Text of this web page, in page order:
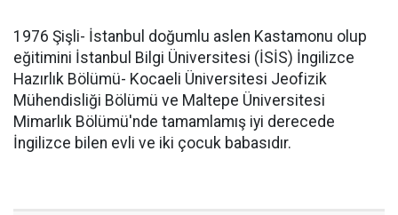
1976 Şişli- İstanbul doğumlu aslen Kastamonu olup
eğitimini İstanbul Bilgi Üniversitesi (İSİS) İngilizce
Hazırlık Bölümü- Kocaeli Üniversitesi Jeofizik
Mühendisliği Bölümü ve Maltepe Üniversitesi
Mimarlık Bölümü'nde tamamlamış iyi derecede
İngilizce bilen evli ve iki çocuk babasıdır.